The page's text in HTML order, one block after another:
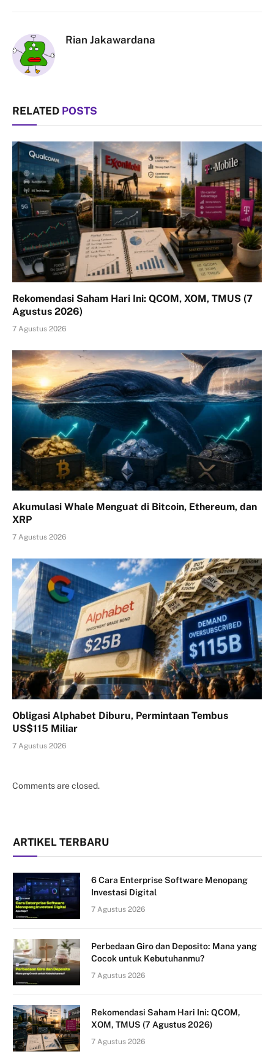
Rian Jakawardana
RELATED POSTS
Rekomendasi Saham Hari Ini: QCOM, XOM, TMUS (7
Agustus 2026)
7 Agustus 2026
Akumulasi Whale Menguat di Bitcoin, Ethereum, dan
XRP
7 Agustus 2026
Obligasi Alphabet Diburu, Permintaan Tembus
US$115 Miliar
7 Agustus 2026
Comments are closed.
ARTIKEL TERBARU
6 Cara Enterprise Software Menopang
Investasi Digital
7 Agustus 2026
Perbedaan Giro dan Deposito: Mana yang
Cocok untuk Kebutuhanmu?
7 Agustus 2026
Rekomendasi Saham Hari Ini: QCOM,
XOM, TMUS (7 Agustus 2026)
7 Agustus 2026